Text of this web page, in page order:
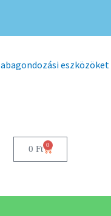
eszközöket
0 Ft 0